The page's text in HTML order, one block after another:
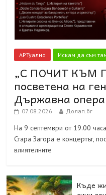
АРТуално Искам да съм
„С ПОЧИТ КЪМ
посветена на
Държавна
07.08.2026 Долап.бг
На 9 септември от 19.00
Стара Загора е концертът,
влиятелните
Къде